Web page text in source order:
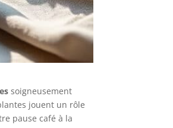
soigneusement
jouent un rôle
pause café à la